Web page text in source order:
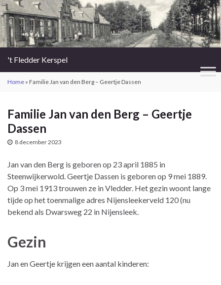
't Fledder Kerspel
Home » Familie Jan van den Berg – Geertje Dassen
Familie Jan van den Berg – Geertje
Dassen
8 december 2023
Jan van den Berg is geboren op 23 april 1885 in
Steenwijkerwold. Geertje Dassen is geboren op 9 mei 1889.
Op 3 mei 1913 trouwen ze in Vledder. Het gezin woont lange
tijde op het toenmalige adres Nijensleekerveld 120 (nu
bekend als Dwarsweg 22 in Nijensleek.
Gezin
Jan en Geertje krijgen een aantal kinderen: